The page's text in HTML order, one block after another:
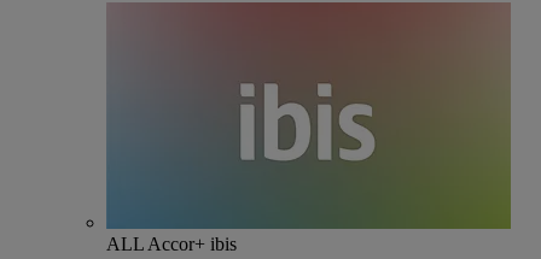
ALL Accor+ ibis